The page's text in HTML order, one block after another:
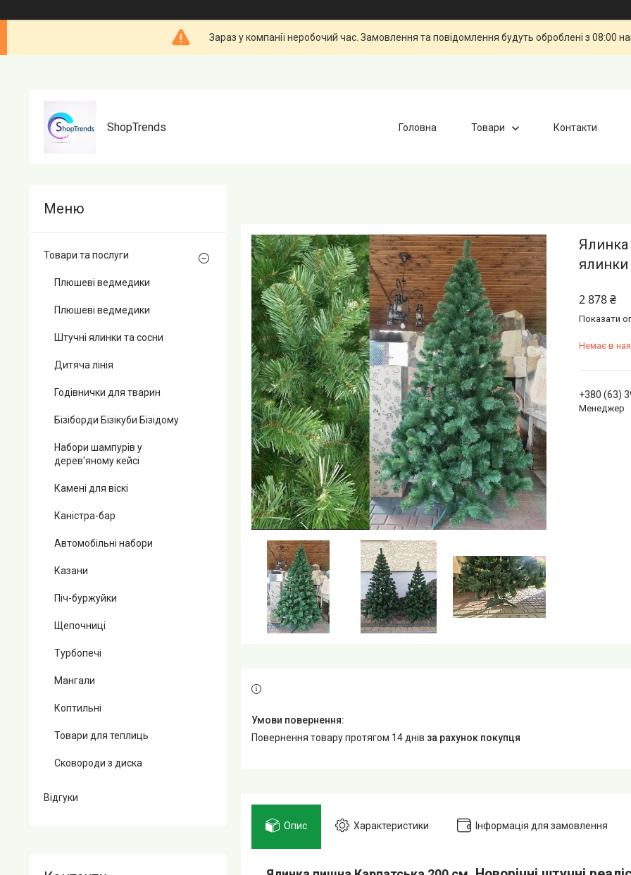
Зараз у компанії неробочий час. Замовлення та повідомлення будуть оброблені з 08:00
ShopTrends Головна Товари Контакти
Ялинка
ялинки
2 878 ₴
Показати
Немає в
+380 (63)
Менеджер
повернення товару протягом 14 днів за рахунок покупця
Опис Характеристики Інформація для замовлення
Товари та послуги
Плюшеві ведмедики
Плюшеві ведмедики
Штучні ялинки та сосни
Дитяча лінія
Годівнички для тварин
Бізіборди Бізікуби Бізідому
Набори шампурів у
дерев'яному кейсі
Камені для віскі
Каністра-бар
Автомобільні набори
Казани
Піч-буржуйки
Щепочниці
Турбопечі
Мангали
Коптильні
Товари для теплиць
Сковороди з диска
Відгуки